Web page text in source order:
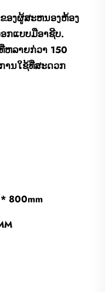
ອງຜູ້ສະຫນອງຫ້ອງ
ກແບບມືອາຊີບ.
ຫລາຍກ່ວາ 150
ານໃຊ້ທີ່ສະດວກ
800mm